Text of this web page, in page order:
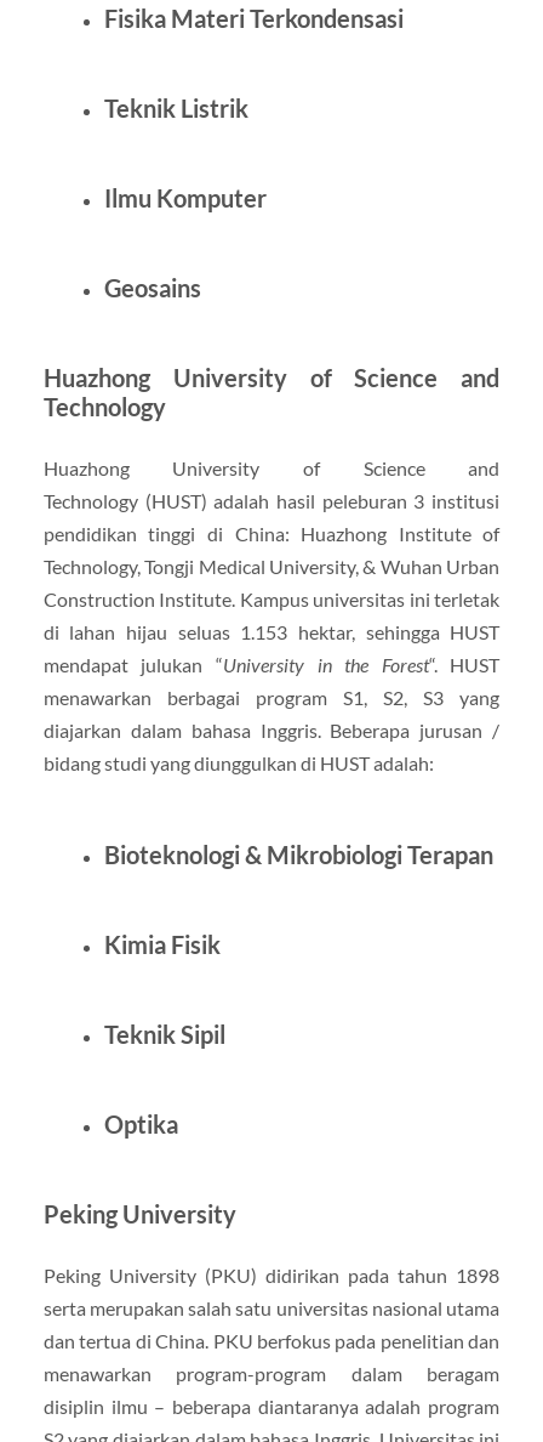
Fisika Materi Terkondensasi
Teknik Listrik
Ilmu Komputer
Geosains
Huazhong University of Science and
Technology
Huazhong University of Science and
Technology (HUST) adalah hasil peleburan 3 institusi
pendidikan tinggi di China: Huazhong Institute of
Technology, Tongji Medical University, & Wuhan Urban
Construction Institute. Kampus universitas ini terletak
di lahan hijau seluas 1.153 hektar, sehingga HUST
mendapat julukan “University in the Forest“. HUST
menawarkan berbagai program S1, S2, S3 yang
diajarkan dalam bahasa Inggris. Beberapa jurusan /
bidang studi yang diunggulkan di HUST adalah:
Bioteknologi & Mikrobiologi Terapan
Kimia Fisik
Teknik Sipil
Optika
Peking University
Peking University (PKU) didirikan pada tahun 1898
serta merupakan salah satu universitas nasional utama
dan tertua di China. PKU berfokus pada penelitian dan
menawarkan program-program dalam beragam
disiplin ilmu – beberapa diantaranya adalah program